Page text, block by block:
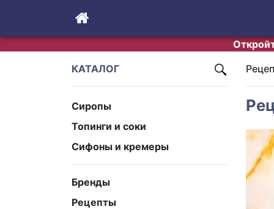
КАТАЛОГ
Сиропы
Топинги и соки
Сифоны и кремеры
Бренды
Рецепты